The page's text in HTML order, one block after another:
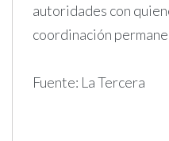
autoridades con
coordinación
Fuente: La Tercera